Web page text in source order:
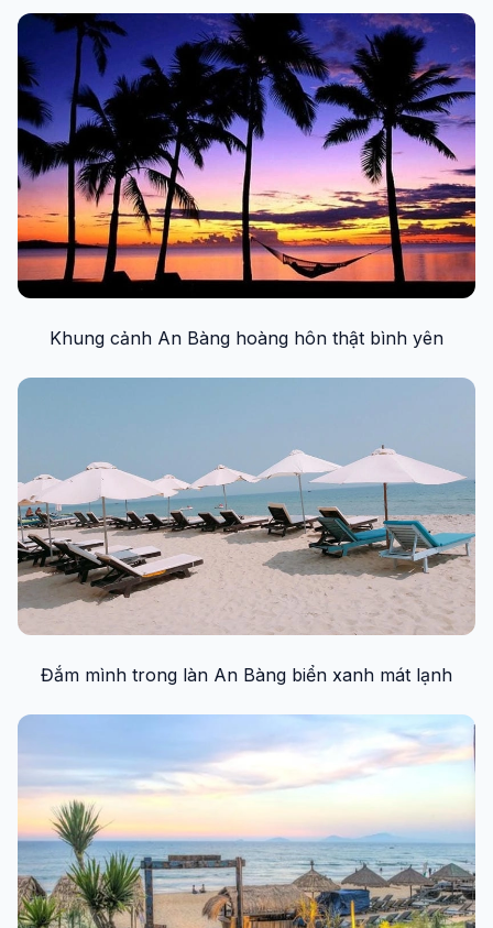
Khung cảnh An Bàng hoàng hôn thật bình yên
Đắm mình trong làn An Bàng biển xanh mát lạnh